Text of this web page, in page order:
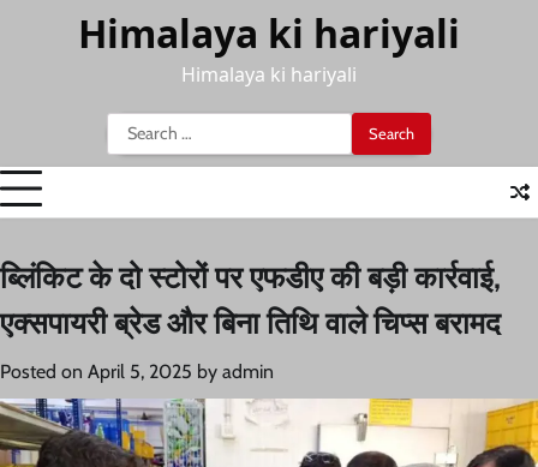
Himalaya ki hariyali
Himalaya ki hariyali
Search
for:
ब्लिंकिट के दो स्टोरों पर एफडीए की बड़ी कार्रवाई,
एक्सपायरी ब्रेड और बिना तिथि वाले चिप्स बरामद
Posted on April 5, 2025 by admin